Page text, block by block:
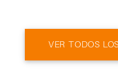
VER TODOS